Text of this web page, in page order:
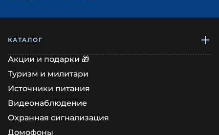
КАТАЛОГ
Акции и подарки 🎁
Туризм и милитари
Источники питания
Видеонаблюдение
Охранная сигнализация
Домофоны